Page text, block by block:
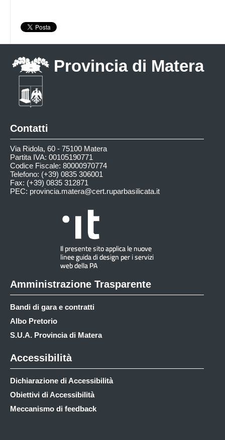
Provincia di Matera
Contatti
Via Ridola, 60 - 75100 Matera
Partita IVA: 00105190771
Codice Fiscale: 80000970774
Telefono: (+39) 0835 306001
Fax: (+39) 0835 312871
PEC: provincia.matera@cert.ruparbasilicata.it
Amministrazione Trasparente
Bandi di gara e contratti
Albo Pretorio
S.U.A. Provincia di Matera
Accessibilità
Dichiarazione di Accessibilità
Obiettivi di Accessibilità
Meccanismo di feedback